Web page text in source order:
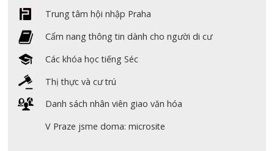
Trung tâm hội nhập Praha
Cẩm nang thông tin dành cho người di cư
Các khóa học tiếng Séc
Thị thực và cư trú
Danh sách nhân viên giao văn hóa
V Praze jsme doma: microsite